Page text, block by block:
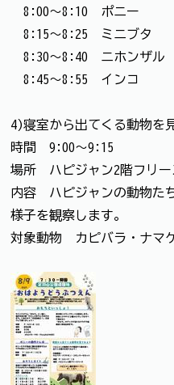
8:00～8:10 ポニー
8:15～8:25 ミニブタ
8:30～8:40 ニホンザル
8:45～8:55 インコ
4)寝室から出てくる動物を
時間 9:00～9:15
場所 ハピジャン2階フリー
内容 ハピジャンの動物た
様子を観察します。
対象動物 カピバラ・ナマ